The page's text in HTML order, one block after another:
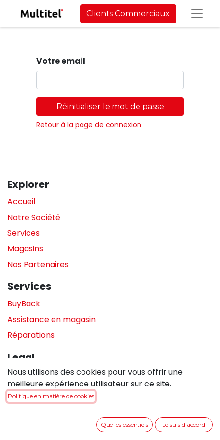
Clients Commerciaux
Votre email
Réinitialiser le mot de passe
Retour à la page de connexion
Explorer
Accueil
Notre Société
Services
Magasins
Nos Partenaires
Services
BuyBack
Assistance en magasin
Réparations
Legal
Politique de confidentialité
Politique de cookies
Conditions générales de vente
Nous utilisons des cookies pour vous offrir une
meilleure expérience utilisateur sur ce site.
Politique en matière de cookies
Que les essentiels Je suis d'accord